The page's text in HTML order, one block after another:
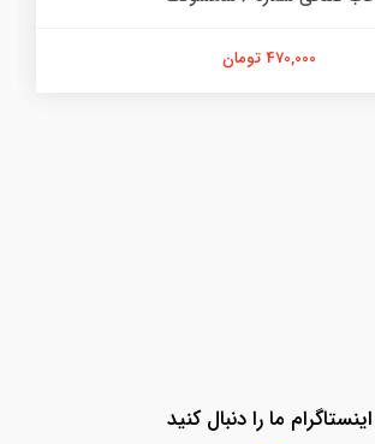
470,000 تومان
اینستاگرام ما را دنبال کنید